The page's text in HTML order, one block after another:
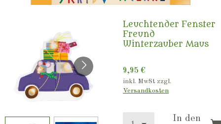
Leuchtender Fenster
Freund
Winterzauber Maus
9,95 €
inkl. MwSt zzgl.
Versandkosten
In den